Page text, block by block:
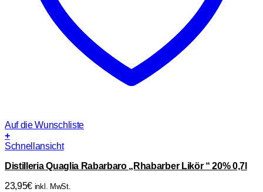
Auf die Wunschliste
+
Schnellansicht
Distilleria Quaglia Rabarbaro „Rhabarber Likör “ 20% 0,7l
23,95€ inkl. MwSt.